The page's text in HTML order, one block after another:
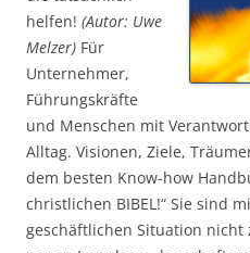
helfen! (Autor: Uwe
Melzer) Für
Unternehmer,
Führungskräfte
und Menschen mit
Alltag. Visionen, Ziele,
dem besten Know-how
christlichen BIBEL!“ Sie sind
geschäftlichen Situation nicht